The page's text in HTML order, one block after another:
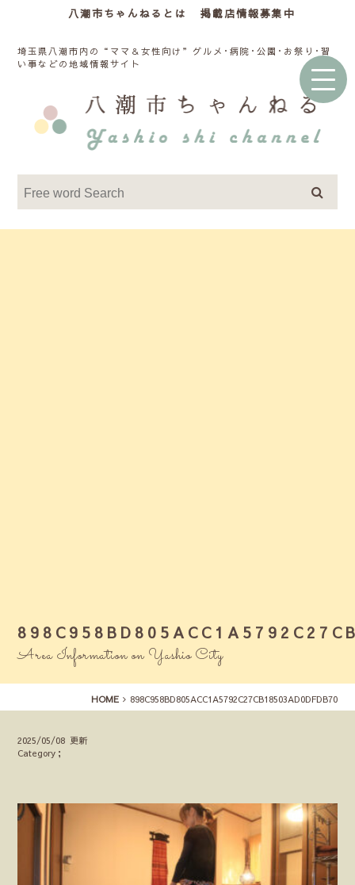
八潮市ちゃんねるとは 掲載店情報募集中
埼玉県八潮市内の“ママ＆女性向け”グルメ･病院･公園･お祭り･習
い事などの地域情報サイト
Area Information on Yashio City
HOME 898C958BD805ACC1A5792C27CB18503AD0DFDB70
2025/05/08 更新
Category；